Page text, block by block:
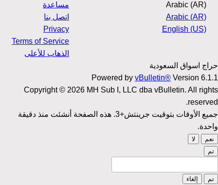
Arabic (AR)
Arabic (AR)
English (US)
مساعدة
اتصل بنا
Privacy
Terms of Service
الذهاب للأعلى
حراج اسواق السعودية
Powered by vBulletin® Version 6.1.1
Copyright © 2026 MH Sub I, LLC dba vBulletin. All rights
reserved.
جميع الأوقات بتوقيت جرينتش+3. هذه الصفحة أنشئت منذ دقيقة
واحدة.
نعم
لا
تم
تم إلغاء